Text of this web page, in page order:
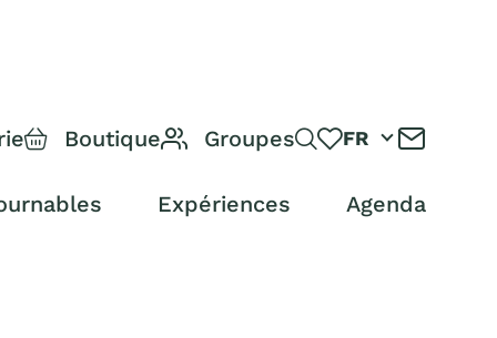
Boutique Groupes FR
Expériences Agenda